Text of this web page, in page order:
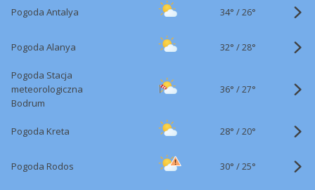
Pogoda Antalya 34° /26°
Pogoda Alanya 32° /28°
Pogoda Stacja
meteorologiczna
Bodrum
36° /27°
Pogoda Kreta 28° /20°
Pogoda Rodos 30° /25°